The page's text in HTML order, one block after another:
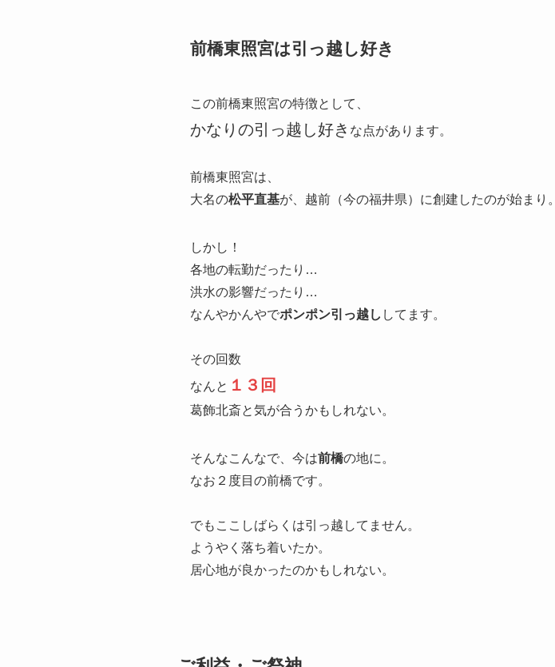
前橋東照宮は引っ越し好き
この前橋東照宮の特徴として、
かなりの引っ越し好き な点があります。
前橋東照宮は、
大名の松平直基が、越前（今の福井県）に創建したのが始まり。
しかし！
各地の転勤だったり…
洪水の影響だったり…
なんやかんやでポンポン引っ越し してます。
その回数
なんと １３回
葛飾北斎と気が合うかもしれない。
そんなこんなで、今は前橋の地に。
なお２度目の前橋です。
でもここしばらくは引っ越してません。
ようやく落ち着いたか。
居心地が良かったのかもしれない。